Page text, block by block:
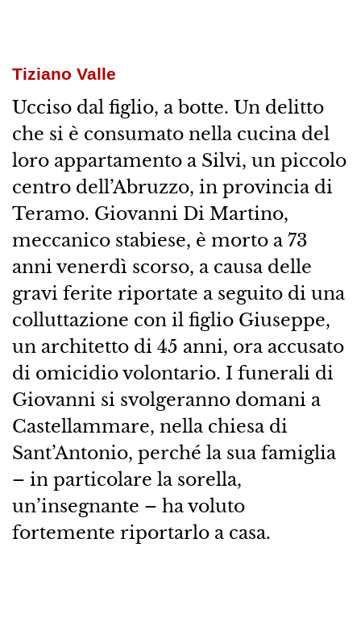
Tiziano Valle
Ucciso dal figlio, a botte. Un delitto
che si è consumato nella cucina del
loro appartamento a Silvi, un piccolo
centro dell’Abruzzo, in provincia di
Teramo. Giovanni Di Martino,
meccanico stabiese, è morto a 73
anni venerdì scorso, a causa delle
gravi ferite riportate a seguito di una
colluttazione con il figlio Giuseppe,
un architetto di 45 anni, ora accusato
di omicidio volontario. I funerali di
Giovanni si svolgeranno domani a
Castellammare, nella chiesa di
Sant’Antonio, perché la sua famiglia
– in particolare la sorella,
un’insegnante – ha voluto
fortemente riportarlo a casa.